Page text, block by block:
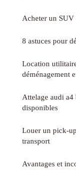
Acheter un SUV
8 astuces pour
Location
déménagement
Attelage audi a4
disponibles
Louer un pick-
transport
Avantages et